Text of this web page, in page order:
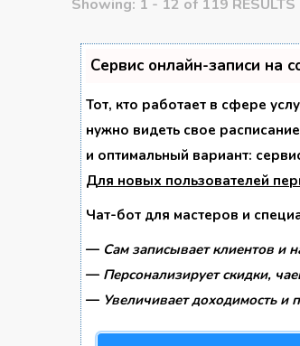
Showing: 1 - 12 of 119 RESULTS
Сервис онлайн-записи на
Тот, кто работает в сфере
нужно видеть свое
и оптимальный вариант:
Для новых пользователей
Чат-бот для мастеров и
— Сам записывает клиентов и
— Персонализирует скидки,
— Увеличивает доходимость и